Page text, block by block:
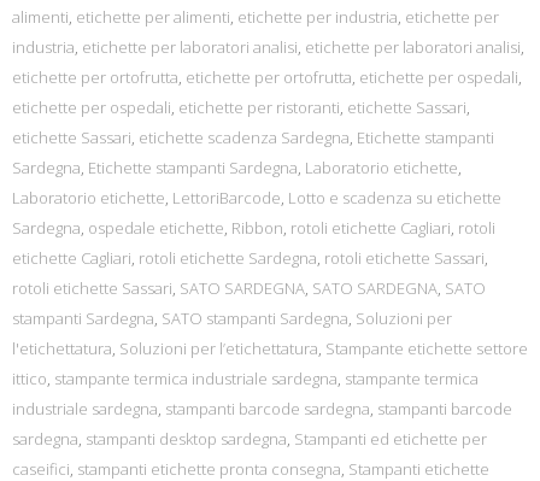
alimenti, etichette per alimenti, etichette per industria, etichette per
industria, etichette per laboratori analisi, etichette per laboratori analisi,
etichette per ortofrutta, etichette per ortofrutta, etichette per ospedali,
etichette per ospedali, etichette per ristoranti, etichette Sassari,
etichette Sassari, etichette scadenza Sardegna, Etichette stampanti
Sardegna, Etichette stampanti Sardegna, Laboratorio etichette,
Laboratorio etichette, LettoriBarcode, Lotto e scadenza su etichette
Sardegna, ospedale etichette, Ribbon, rotoli etichette Cagliari, rotoli
etichette Cagliari, rotoli etichette Sardegna, rotoli etichette Sassari,
rotoli etichette Sassari, SATO SARDEGNA, SATO SARDEGNA, SATO
stampanti Sardegna, SATO stampanti Sardegna, Soluzioni per
l'etichettatura, Soluzioni per l’etichettatura, Stampante etichette settore
ittico, stampante termica industriale sardegna, stampante termica
industriale sardegna, stampanti barcode sardegna, stampanti barcode
sardegna, stampanti desktop sardegna, Stampanti ed etichette per
caseifici, stampanti etichette pronta consegna, Stampanti etichette